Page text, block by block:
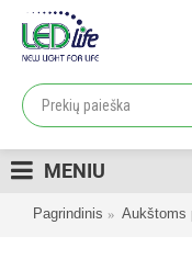
PRODUKTAI
LOJALUMO PROGRAMA
KATALOGAI
MENIU
Pagrindinis Aukštoms